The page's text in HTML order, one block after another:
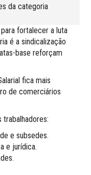
da categoria
fortalecer a luta
é a sindicalização
base reforçam
fica mais
de comerciários
e subsedes.
e jurídica.